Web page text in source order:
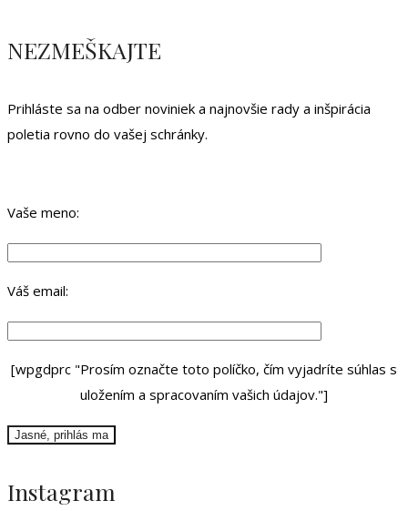
NEZMEŠKAJTE
Prihláste sa na odber noviniek a najnovšie rady a inšpirácia
poletia rovno do vašej schránky.
Vaše meno:
Váš email:
[wpgdprc "Prosím označte toto políčko, čím vyjadríte súhlas s
uložením a spracovaním vašich údajov."]
Instagram